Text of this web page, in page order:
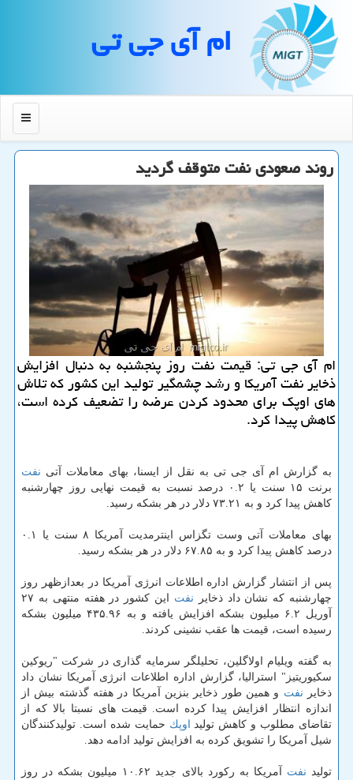
ام آی جی تی
منو
روند صعودی نفت متوقف گردید
ام آی جی تی: قیمت نفت روز پنجشنبه به دنبال افزایش
ذخایر نفت آمریكا و رشد چشمگیر تولید این كشور كه تلاش
های اوپك برای محدود كردن عرضه را تضعیف كرده است،
كاهش پیدا كرد.
به گزارش ام آی جی تی به نقل از ایسنا، بهای معاملات آتی نفت
برنت ۱۵ سنت یا ۰.۲ درصد نسبت به قیمت نهایی روز چهارشنبه
كاهش پیدا كرد و به ۷۳.۲۱ دلار در هر بشكه رسید.
بهای معاملات آتی وست تگزاس اینترمدیت آمریكا ۸ سنت یا ۰.۱
درصد كاهش پیدا كرد و به ۶۷.۸۵ دلار در هر بشكه رسید.
پس از انتشار گزارش اداره اطلاعات انرژی آمریكا در بعدازظهر روز
چهارشنبه كه نشان داد ذخایر نفت
این كشور در هفته منتهی به ۲۷
آوریل ۶.۲ میلیون بشكه افزایش یافته و به ۴۳۵.۹۶ میلیون بشكه
رسیده است، قیمت ها عقب نشینی كردند.
به گفته ویلیام اولاگلین، تحلیلگر سرمایه گذاری در شركت "ریوكین
سكیوریتیز" استرالیا، گزارش اداره اطلاعات انرژی آمریكا نشان داد
ذخایر نفت و همین طور ذخایر بنزین آمریكا در هفته گذشته بیش از
اندازه انتظار افزایش پیدا كرده است. قیمت های نسبتا بالا كه از
تقاضای مطلوب و كاهش تولید اوپك حمایت شده است. تولیدكنندگان
شیل آمریكا را تشویق كرده به افزایش تولید ادامه دهد.
تولید نفت
آمریكا به ركورد بالای جدید ۱۰.۶۲ میلیون بشكه در روز